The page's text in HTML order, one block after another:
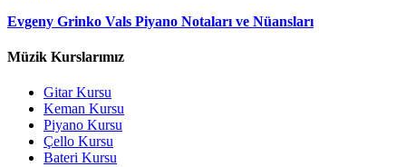
Evgeny Grinko Vals Piyano Notaları ve Nüansları
Müzik Kurslarımız
Gitar Kursu
Keman Kursu
Piyano Kursu
Çello Kursu
Bateri Kursu